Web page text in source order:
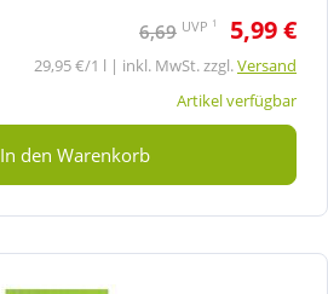
6,69 UVP 1 5,99 €
29,95 €/1 l | inkl. MwSt. zzgl.Versand
Artikel verfügbar
In den Warenkorb